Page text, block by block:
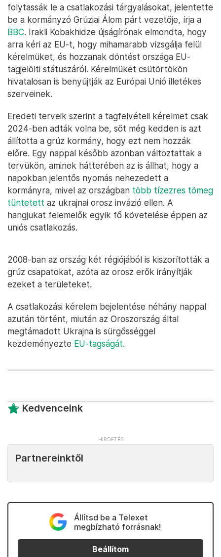
folytassák le a csatlakozási tárgyalásokat, jelentette
be a kormányzó Grúziai Álom párt vezetője, írja a
BBC. Irakli Kobakhidze újságírónak elmondta, hogy
arra kéri az EU-t, hogy mihamarabb vizsgálja felül
kérelmüket, és hozzanak döntést országa EU-
tagjelölti státuszáról. Kérelmüket csütörtökön
hivatalosan is benyújtják az Európai Unió illetékes
szerveinek.
Eredeti terveik szerint a tagfelvételi kérelmet csak
2024-ben adták volna be, sőt még kedden is azt
állította a grúz kormány, hogy ezt nem hozzák
előre. Egy nappal később azonban változtattak a
tervükön, aminek hátterében az is állhat, hogy a
napokban jelentős nyomás nehezedett a
kormányra, mivel az országban több tízezres tömeg
tüntetett az ukrajnai orosz invázió ellen. A
hangjukat felemelők egyik fő követelése éppen az
uniós csatlakozás.
2008-ban az ország két régiójából is kiszorították a
grúz csapatokat, azóta az orosz erők irányítják
ezeket a területeket.
A csatlakozási kérelem bejelentése néhány nappal
azután történt, miután az Oroszország által
megtámadott Ukrajna is sürgősséggel
kezdeményezte EU-tagságát.
Kedvenceink
Partnereinktől
Állítsd be a Telexet
megbízható forrásnak!
Beállítom